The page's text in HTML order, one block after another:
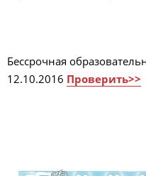
Бессрочная
12.10.2016 Проверить>>